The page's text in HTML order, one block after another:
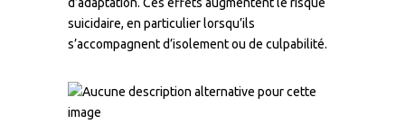
suicidaire, en particulier lorsqu’ils
s’accompagnent d’isolement ou de culpabilité.